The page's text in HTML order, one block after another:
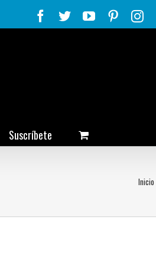
Facebook
TwitterYouTube
Suscríbete
Inicio